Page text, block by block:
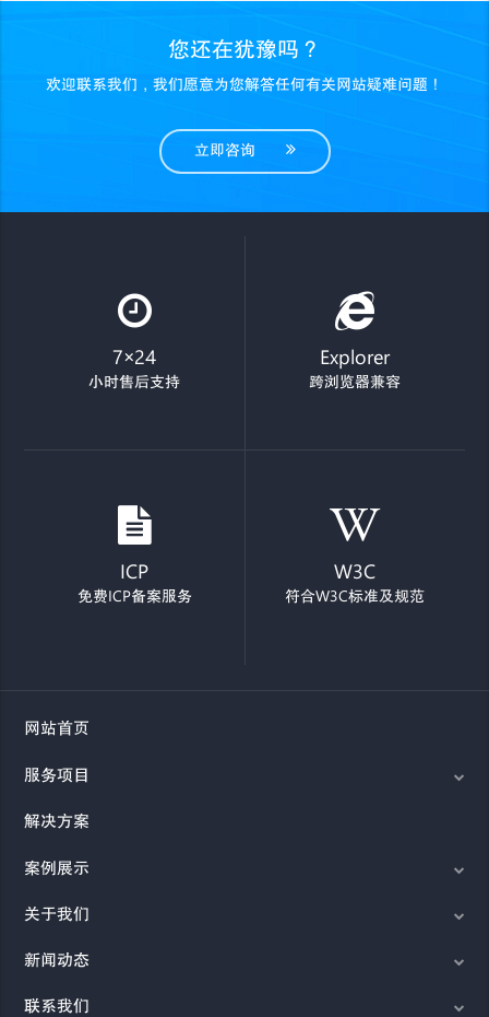
您还在犹豫吗？
欢迎联系我们，我们愿意为您解答任何有关网站疑难问题！
立即咨询
7×24
小时售后支持
Explorer
跨浏览器兼容
ICP
免费ICP备案服务
W3C
符合W3C标准及规范
网站首页
服务项目
解决方案
案例展示
关于我们
新闻动态
联系我们